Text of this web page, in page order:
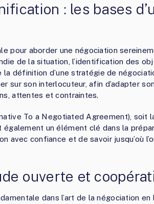
: les bases
pour aborder une négociation
de la situation, l’identification des
la définition d’une stratégie de
sur son interlocuteur, afin d’adapter
attentes et contraintes.
To a Negotiated Agreement), soit
également un élément clé dans la
avec confiance et de savoir jusqu’où
ouverte et
dans l’art de la négociation en